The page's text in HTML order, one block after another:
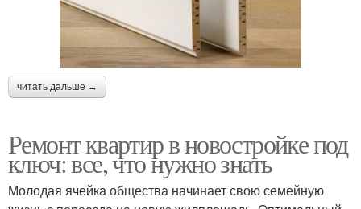
читать дальше →
Ремонт квартир в новостройке под
ключ: все, что нужно знать
Молодая ячейка общества начинает свою семейную